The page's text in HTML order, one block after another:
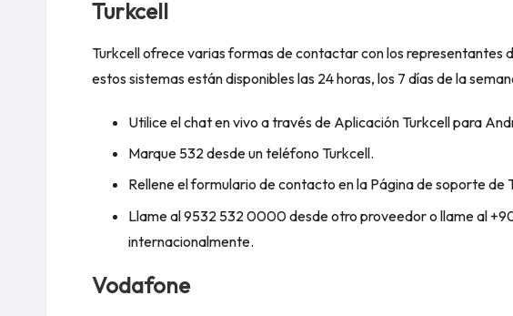
Turkcell
Turkcell ofrece varias formas de contactar con los representantes
estos sistemas están disponibles las 24 horas, los 7 días de la
Utilice el chat en vivo a través de Aplicación Turkcell para
Marque 532 desde un teléfono Turkcell.
Rellene el formulario de contacto en la Página de soporte de
Llame al 9532 532 0000 desde otro proveedor o llame al
internacionalmente.
Vodafone